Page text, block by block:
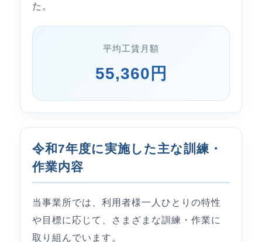
た。
平均工賃月額
55,360円
令和7年度に実施した主な訓練・
作業内容
当事業所では、利用者様一人ひとりの特性
や目標に応じて、さまざまな訓練・作業に
取り組んでいます。